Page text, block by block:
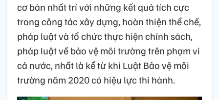
cơ bản nhất trí với những kết quả tích cực
trong công tác xây dựng, hoàn thiện thể chế,
pháp luật và tổ chức thực hiện chính sách,
pháp luật về bảo vệ môi trường trên phạm vi
cả nước, nhất là kể từ khi Luật Bảo vệ môi
trường năm 2020 có hiệu lực thi hành.